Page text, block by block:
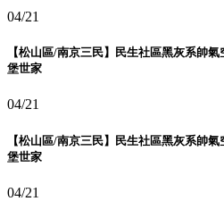
04/21
【松山區/南京三民】民生社區黑灰系帥
堡世家
04/21
【松山區/南京三民】民生社區黑灰系帥
堡世家
04/21